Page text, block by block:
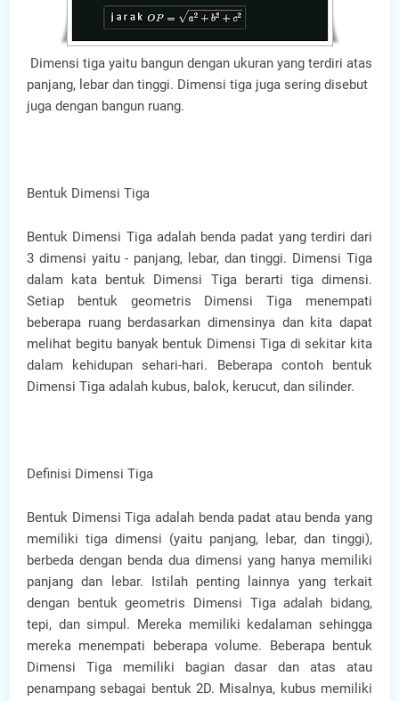
Dimensi tiga yaitu bangun dengan ukuran yang terdiri atas
panjang, lebar dan tinggi. Dimensi tiga juga sering disebut
juga dengan bangun ruang.
Bentuk Dimensi Tiga
Bentuk Dimensi Tiga adalah benda padat yang terdiri dari
3 dimensi yaitu - panjang, lebar, dan tinggi. Dimensi Tiga
dalam kata bentuk Dimensi Tiga berarti tiga dimensi.
Setiap bentuk geometris Dimensi Tiga menempati
beberapa ruang berdasarkan dimensinya dan kita dapat
melihat begitu banyak bentuk Dimensi Tiga di sekitar kita
dalam kehidupan sehari-hari. Beberapa contoh bentuk
Dimensi Tiga adalah kubus, balok, kerucut, dan silinder.
Definisi Dimensi Tiga
Bentuk Dimensi Tiga adalah benda padat atau benda yang
memiliki tiga dimensi (yaitu panjang, lebar, dan tinggi),
berbeda dengan benda dua dimensi yang hanya memiliki
panjang dan lebar. Istilah penting lainnya yang terkait
dengan bentuk geometris Dimensi Tiga adalah bidang,
tepi, dan simpul. Mereka memiliki kedalaman sehingga
mereka menempati beberapa volume. Beberapa bentuk
Dimensi Tiga memiliki bagian dasar dan atas atau
penampang sebagai bentuk 2D. Misalnya, kubus memiliki